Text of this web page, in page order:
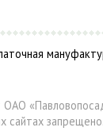
сайтах запрещено.